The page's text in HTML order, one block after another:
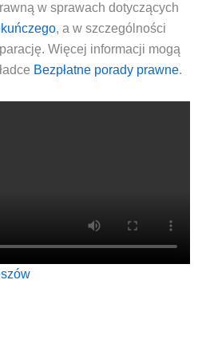
w spra­wach doty­czą­cych
, a w szcze­gól­no­ści
. Wię­cej infor­ma­cji mogą
Bez­płat­ne pora­dy praw­ne.